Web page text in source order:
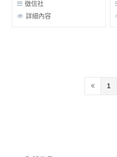
徵信社
詳細內容
1